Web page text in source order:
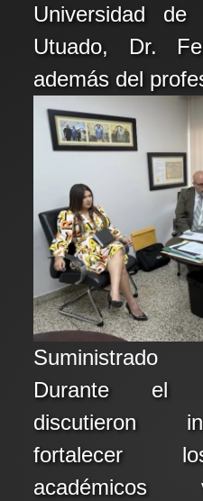
Universidad
Utuado, Dr.
además del
Suministrado
Durante el
discutieron
fortalecer
académicos